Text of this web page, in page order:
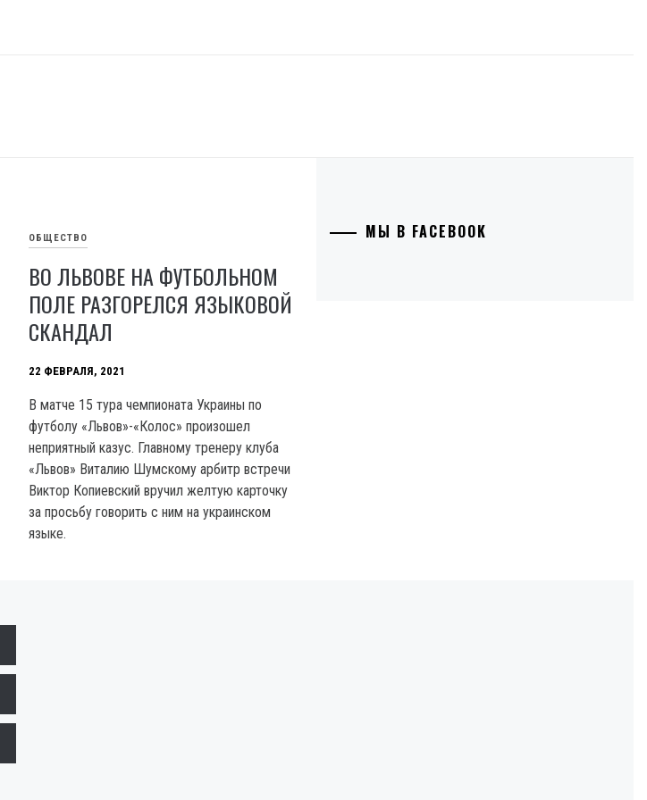
ОБЩЕСТВО
ВО ЛЬВОВЕ НА ФУТБОЛЬНОМ
ПОЛЕ РАЗГОРЕЛСЯ ЯЗЫКОВОЙ
СКАНДАЛ
22 ФЕВРАЛЯ, 2021
В матче 15 тура чемпионата Украины по
футболу «Львов»-«Колос» произошел
неприятный казус. Главному тренеру клуба
«Львов» Виталию Шумскому арбитр встречи
Виктор Копиевский вручил желтую карточку
за просьбу говорить с ним на украинском
языке.
МЫ В FACEBOOK